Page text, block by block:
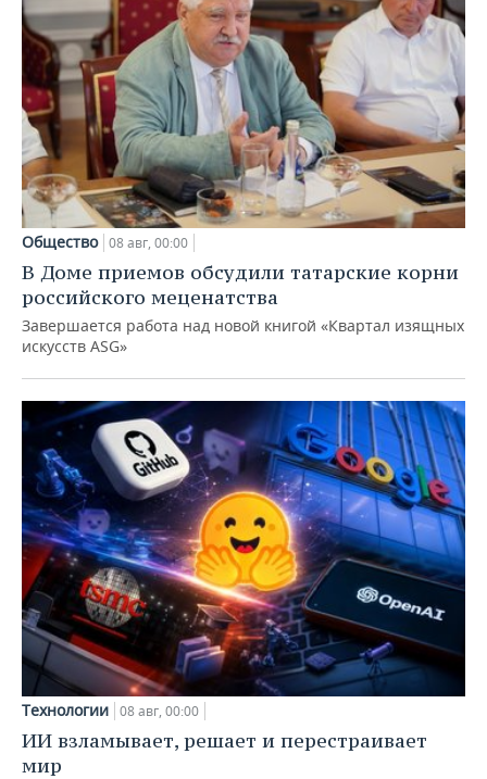
Общество 08 авг, 00:00
В Доме приемов обсудили татарские корни
российского меценатства
Завершается работа над новой книгой «Квартал изящных
искусств ASG»
Технологии 08 авг, 00:00
ИИ взламывает, решает и перестраивает
мир